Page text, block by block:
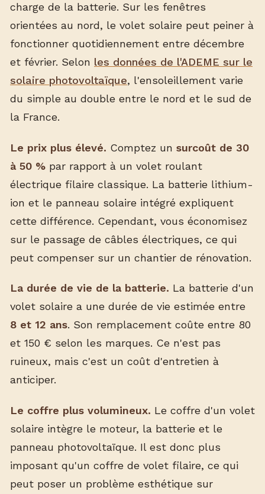
charge de la batterie. Sur les fenêtres
orientées au nord, le volet solaire peut peiner à
fonctionner quotidiennement entre décembre
et février. Selon les données de l'ADEME sur le
solaire photovoltaïque, l'ensoleillement varie
du simple au double entre le nord et le sud de
la France.
Le prix plus élevé. Comptez un surcoût de 30
à 50 % par rapport à un volet roulant
électrique filaire classique. La batterie lithium-
ion et le panneau solaire intégré expliquent
cette différence. Cependant, vous économisez
sur le passage de câbles électriques, ce qui
peut compenser sur un chantier de rénovation.
La durée de vie de la batterie. La batterie d'un
volet solaire a une durée de vie estimée entre
8 et 12 ans. Son remplacement coûte entre 80
et 150 € selon les marques. Ce n'est pas
ruineux, mais c'est un coût d'entretien à
anticiper.
Le coffre plus volumineux. Le coffre d'un volet
solaire intègre le moteur, la batterie et le
panneau photovoltaïque. Il est donc plus
imposant qu'un coffre de volet filaire, ce qui
peut poser un problème esthétique sur